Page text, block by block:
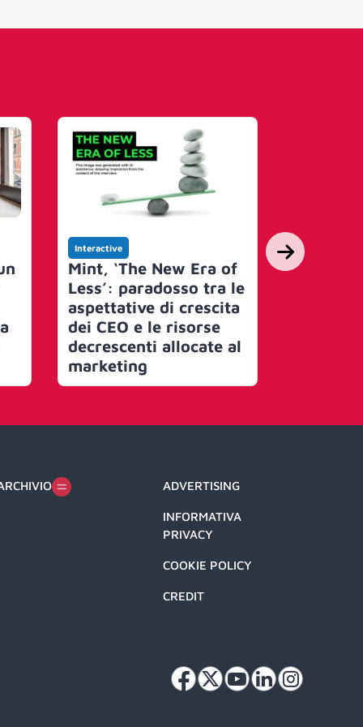
Interactive
Mint, ‘The New Era of
Less’: paradosso tra le
aspettative di crescita
dei CEO e le risorse
decrescenti allocate al
marketing
Interactive
PM &
ADVERTISING
INFORMATIVA
PRIVACY
COOKIE POLICY
CREDIT